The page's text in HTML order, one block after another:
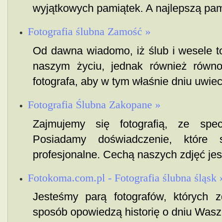
wyjątkowych pamiątek. A najlepszą
Fotografia ślubna Zamość »
Od dawna wiadomo, iż ślub i wesele
naszym życiu, jednak również
fotografa, aby w tym właśnie dniu
Fotografia Ślubna Zakopane »
Zajmujemy się fotografią, ze
Posiadamy doświadczenie,
profesjonalne. Cechą naszych zdjęć
Fotokoma.com.pl - Fotografia ślubna śląsk
Jesteśmy parą fotografów, których
sposób opowiedzą historię o dniu